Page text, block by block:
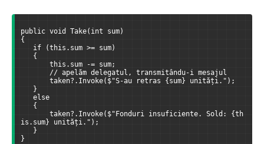
public void Take(int sum)
{
if (this.sum >= sum)
{
this.sum -= sum;
// apelăm delegatul, transmitându-i mesajul
taken?.Invoke($"S-au retras {sum} unități.");
}
else
{
taken?.Invoke($"Fonduri insuficiente. Sold: {th
is.sum} unități.");
}
}